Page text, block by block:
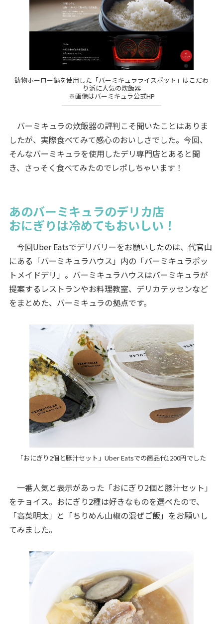
鋳物ホーロー鍋を使用した「バーミキュラライスポット」はこだわ
り派に人気の炊飯器
※画像はバーミキュラ公式HP
バーミキュラの炊飯器の評判こそ聞いたことはありま
したが、実際食べてみて感心のおいしさでした。今回、
そんなバーミキュラを使用したデリ専門店とあると聞
き、さっそく食べてみたのでレポしちゃいます！
あのバーミキュラのデリカ店
おにぎりは冷めてもおいしい！
今回Uber Eatsでデリバリーをお願いしたのは、代官山
にある「バーミキュラハウス」内の「バーミキュラポッ
トメイドデリ」。バーミキュラハウスはバーミキュラが
提案するレストランやお料理教室、デリカテッセンなど
をまとめた、バーミキュラの拠点です。
「おにぎり2個と豚汁セット」Uber Eatsでの商品代1200円でした
一番人気と表示があった「おにぎり2個と豚汁セット」
をチョイス。おにぎり2種は好きなものを選べたので、
「高菜明太」と「ちりめん山椒の混ぜご飯」をお願いし
てみました。